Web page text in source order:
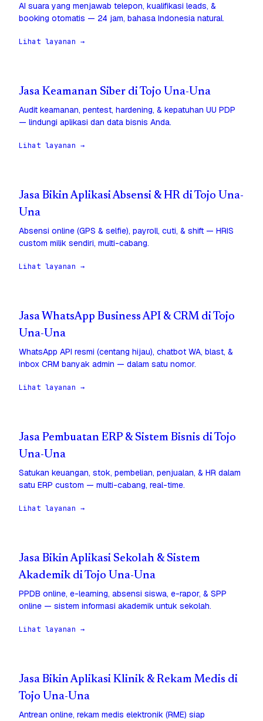
AI suara yang menjawab telepon, kualifikasi leads, &
booking otomatis — 24 jam, bahasa Indonesia natural.
Lihat layanan →
Jasa Keamanan Siber di Tojo Una-Una
Audit keamanan, pentest, hardening, & kepatuhan UU PDP
— lindungi aplikasi dan data bisnis Anda.
Lihat layanan →
Jasa Bikin Aplikasi Absensi & HR di Tojo Una-
Una
Absensi online (GPS & selfie), payroll, cuti, & shift — HRIS
custom milik sendiri, multi-cabang.
Lihat layanan →
Jasa WhatsApp Business API & CRM di Tojo
Una-Una
WhatsApp API resmi (centang hijau), chatbot WA, blast, &
inbox CRM banyak admin — dalam satu nomor.
Lihat layanan →
Jasa Pembuatan ERP & Sistem Bisnis di Tojo
Una-Una
Satukan keuangan, stok, pembelian, penjualan, & HR dalam
satu ERP custom — multi-cabang, real-time.
Lihat layanan →
Jasa Bikin Aplikasi Sekolah & Sistem
Akademik di Tojo Una-Una
PPDB online, e-learning, absensi siswa, e-rapor, & SPP
online — sistem informasi akademik untuk sekolah.
Lihat layanan →
Jasa Bikin Aplikasi Klinik & Rekam Medis di
Tojo Una-Una
Antrean online, rekam medis elektronik (RME) siap